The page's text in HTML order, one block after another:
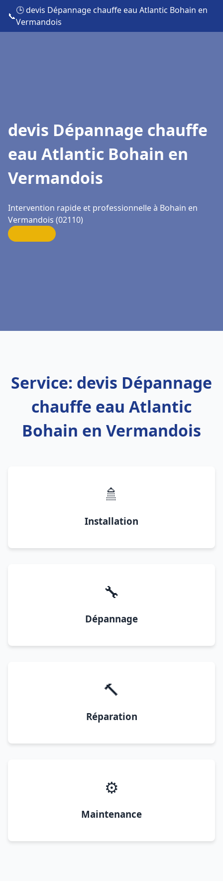
📞
🕒 devis Dépannage chauffe eau Atlantic Bohain en
Vermandois
devis Dépannage chauffe
eau Atlantic Bohain en
Vermandois
Intervention rapide et professionnelle à Bohain en
Vermandois (02110)
Service: devis Dépannage
chauffe eau Atlantic
Bohain en Vermandois
🚿
Installation
🔧
Dépannage
🔨
Réparation
⚙️
Maintenance